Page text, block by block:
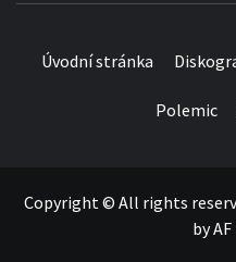
Úvodní stránka
Polemic
Copyright © All rights
by